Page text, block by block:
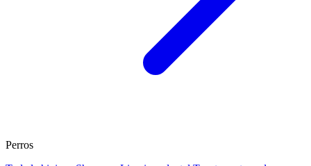
Perros